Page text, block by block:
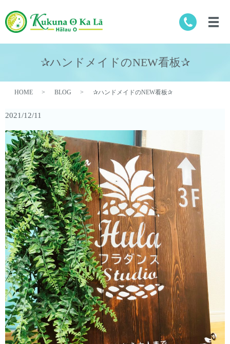
✰ハンドメイドのNEW看板✰
HOME BLOG ✰ハンドメイドのNEW看板✰
2021/12/11